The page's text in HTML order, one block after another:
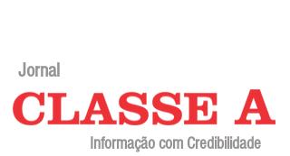
Jornal
Informação com Credibilidade